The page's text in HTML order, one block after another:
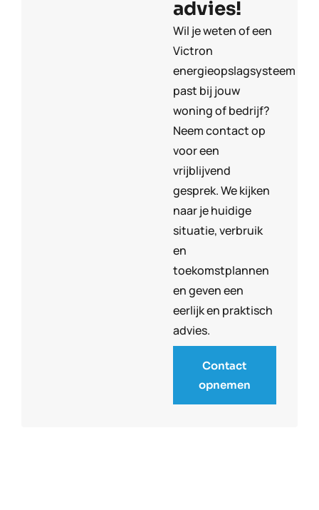
advies!
Wil je weten of een
Victron
energieopslagsysteem
past bij jouw
woning of bedrijf?
Neem contact op
voor een
vrijblijvend
gesprek. We kijken
naar je huidige
situatie, verbruik
en
toekomstplannen
en geven een
eerlijk en praktisch
advies.
Contact
opnemen